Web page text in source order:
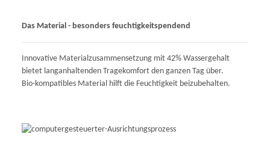
Das Material - besonders feuchtigkeitspendend
Innovative Materialzusammensetzung mit 42% Wassergehalt
bietet langanhaltenden Tragekomfort den ganzen Tag über.
Bio-kompatibles Material hilft die Feuchtigkeit beizubehalten.